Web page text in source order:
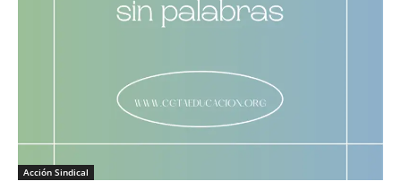
Acción Sindical